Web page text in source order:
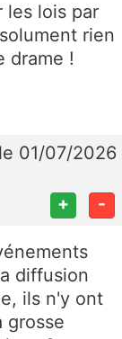
les lois par
rien
drame !
le 01/07/2026
+ -
diffusion
ils n'y ont
grosse